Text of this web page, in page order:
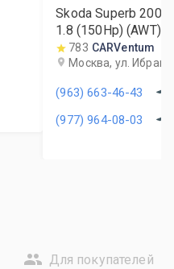
Skoda Superb 2004
1.8 (150Hp) (AWT)
783 CARVentum
Москва, ул.
(963) 663-46-43
(977) 964-08-03
Для покупателей